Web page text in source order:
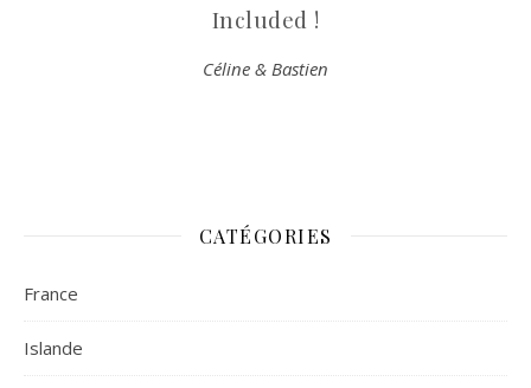
Included !
Céline & Bastien
CATÉGORIES
France
Islande